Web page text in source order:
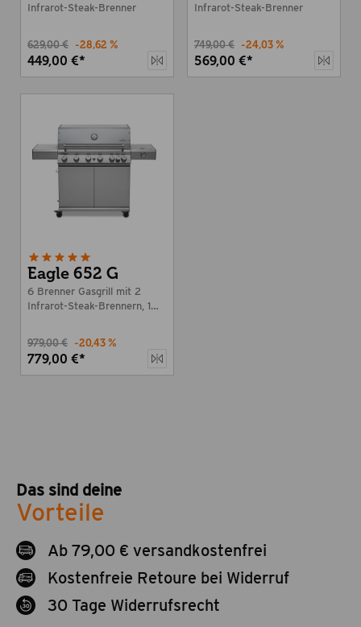
Infrarot-Steak-Brenner
449,00 €*
629,00 € -28,62 %
Infrarot-Steak-Brenner
569,00 €*
749,00 € -24,03 %
Eagle 652 G
6 Brenner Gasgrill mit 2
Infrarot-Steak-Brennern, 1
779,00 €*
979,00 € -20,43 %
Das sind deine
Vorteile
Ab 79,00 € versandkostenfrei
Kostenfreie Retoure bei Widerruf
30 Tage Widerrufsrecht